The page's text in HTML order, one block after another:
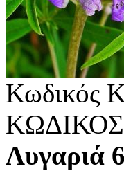
Κωδικός
ΚΩΔΙΚΟΣ
Λυγαριά